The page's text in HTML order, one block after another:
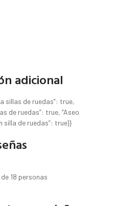
adicional
sillas de ruedas”: true,
de ruedas”: true, “Aseo
de ruedas”: true}}
18 personas